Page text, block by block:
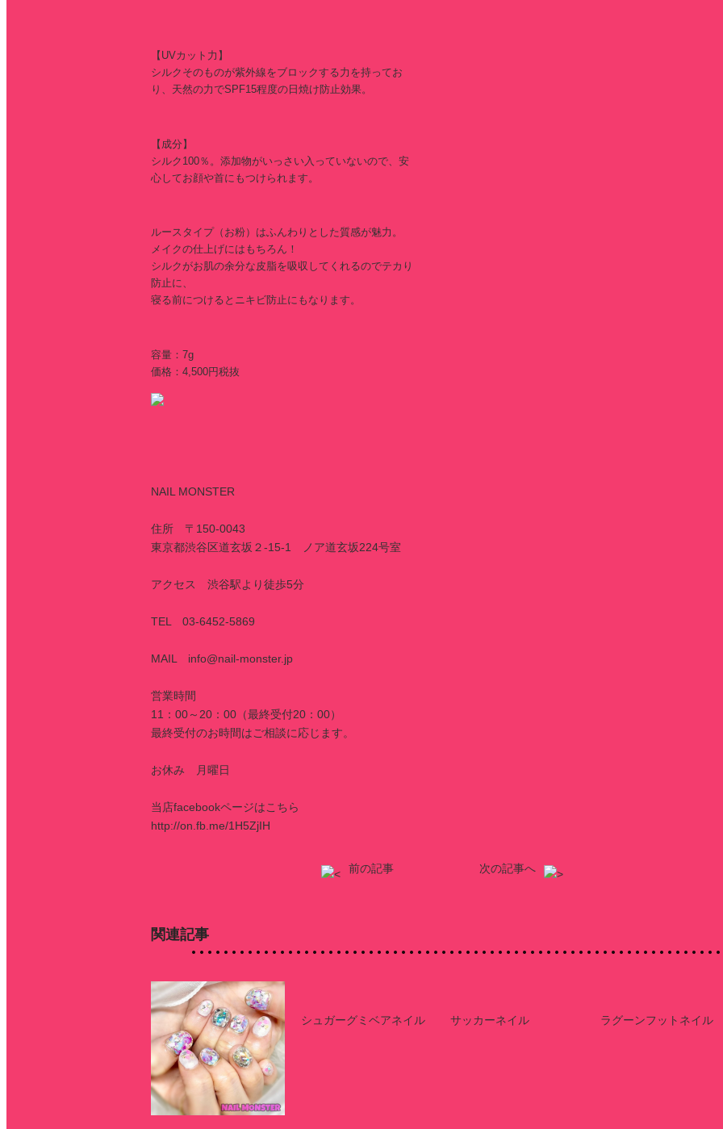
【UVカット力】
シルクそのものが紫外線をブロックする力を持ってお
り、天然の力でSPF15程度の日焼け防止効果。
【成分】
シルク100％。添加物がいっさい入っていないので、安
心してお顔や首にもつけられます。
ルースタイプ（お粉）はふんわりとした質感が魅力。
メイクの仕上げにはもちろん！
シルクがお肌の余分な皮脂を吸収してくれるのでテカり
防止に、
寝る前につけるとニキビ防止にもなります。
容量：7g
価格：4,500円税抜
NAIL MONSTER
住所 〒150-0043
東京都渋谷区道玄坂２-15-1 ノア道玄坂224号室
アクセス 渋谷駅より徒歩5分
TEL 03-6452-5869
MAIL info@nail-monster.jp
営業時間
11：00～20：00（最終受付20：00）
最終受付のお時間はご相談に応じます。
お休み 月曜日
当店facebookページはこちら
http://on.fb.me/1H5ZjIH
前の記事 次の記事へ
関連記事
シュガーグミベアネイル サッカーネイル ラグーンフットネイル